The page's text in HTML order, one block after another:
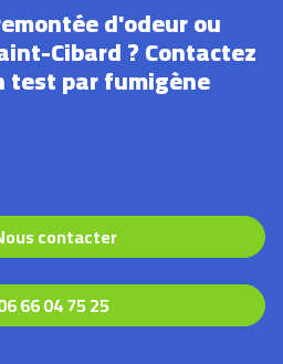
d'odeur ou
Cibard ? Contactez
test par fumigène
contacter
66 04 75 25